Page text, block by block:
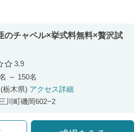
のチャペル×挙式料無料×贅沢試
口コミ評価
3.9
～ 150名
栃木県) アクセス詳細
川町磯岡602−2